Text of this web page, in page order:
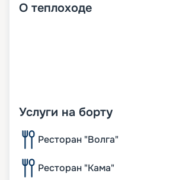
О теплоходе
Услуги на борту
Ресторан "Волга"
Ресторан "Кама"